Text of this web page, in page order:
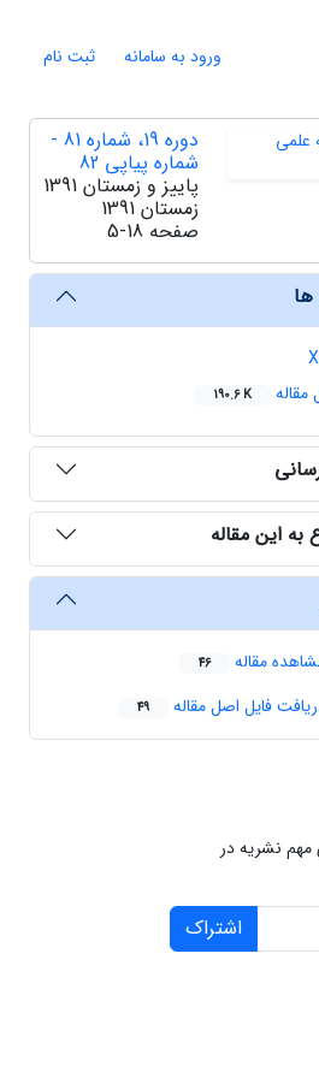
ورود به سامانه ثبت نام
دوره 19، شماره 81 -
شماره پیاپی 82
پاییز و زمستان 1391
زمستان 1391
صفحه 5-18
ها
مقاله
190.6 K
به این مقاله
مقاله 46
فایل اصل مقاله 49
مهم نشریه در
اشتراک